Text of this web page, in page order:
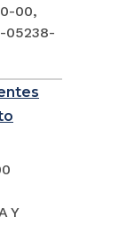
00,
05238-
Y